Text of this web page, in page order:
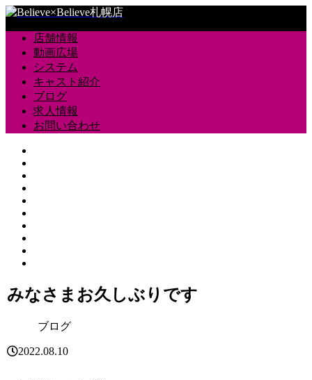
店舗情報
動画広場
システム
キャスト紹介
ブログ
求人情報
お問い合わせ
みなさまお久しぶりです
ブログ
2022.08.10